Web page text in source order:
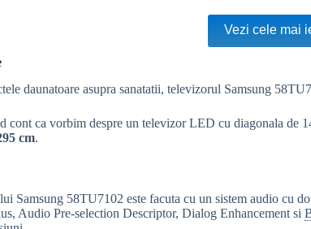
Vezi cele mai
daunatoare asupra sanatatii, televizorul Samsung
cont ca vorbim despre un televizor LED cu diagonala
cm.
Samsung 58TU7102 este facuta cu un sistem audio cu
Audio Pre-selection Descriptor, Dialog Enhancement si